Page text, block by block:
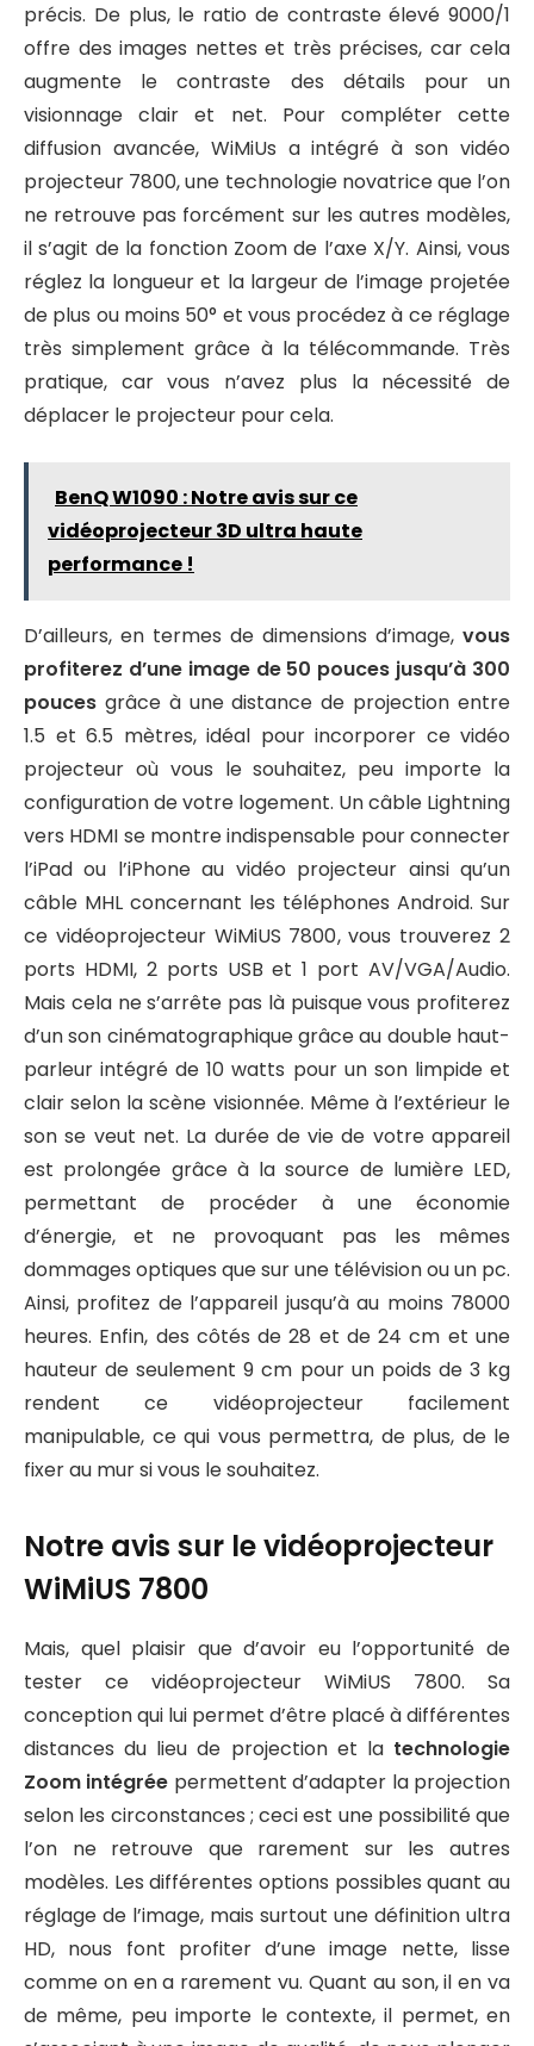
précis. De plus, le ratio de contraste élevé 9000/1
offre des images nettes et très précises, car cela
augmente le contraste des détails pour un
visionnage clair et net. Pour compléter cette
diffusion avancée, WiMiUs a intégré à son vidéo
projecteur 7800, une technologie novatrice que l’on
ne retrouve pas forcément sur les autres modèles,
il s’agit de la fonction Zoom de l’axe X/Y. Ainsi, vous
réglez la longueur et la largeur de l’image projetée
de plus ou moins 50° et vous procédez à ce réglage
très simplement grâce à la télécommande. Très
pratique, car vous n’avez plus la nécessité de
déplacer le projecteur pour cela.
BenQ W1090 : Notre avis sur ce
vidéoprojecteur 3D ultra haute
performance !
D’ailleurs, en termes de dimensions d’image, vous
profiterez d’une image de 50 pouces jusqu’à 300
pouces grâce à une distance de projection entre
1.5 et 6.5 mètres, idéal pour incorporer ce vidéo
projecteur où vous le souhaitez, peu importe la
configuration de votre logement. Un câble Lightning
vers HDMI se montre indispensable pour connecter
l’iPad ou l’iPhone au vidéo projecteur ainsi qu’un
câble MHL concernant les téléphones Android. Sur
ce vidéoprojecteur WiMiUS 7800, vous trouverez 2
ports HDMI, 2 ports USB et 1 port AV/VGA/Audio.
Mais cela ne s’arrête pas là puisque vous profiterez
d’un son cinématographique grâce au double haut-
parleur intégré de 10 watts pour un son limpide et
clair selon la scène visionnée. Même à l’extérieur le
son se veut net. La durée de vie de votre appareil
est prolongée grâce à la source de lumière LED,
permettant de procéder à une économie
d’énergie, et ne provoquant pas les mêmes
dommages optiques que sur une télévision ou un pc.
Ainsi, profitez de l’appareil jusqu’à au moins 78000
heures. Enfin, des côtés de 28 et de 24 cm et une
hauteur de seulement 9 cm pour un poids de 3 kg
rendent ce vidéoprojecteur facilement
manipulable, ce qui vous permettra, de plus, de le
fixer au mur si vous le souhaitez.
Notre avis sur le vidéoprojecteur
WiMiUS 7800
Mais, quel plaisir que d’avoir eu l’opportunité de
tester ce vidéoprojecteur WiMiUS 7800. Sa
conception qui lui permet d’être placé à différentes
distances du lieu de projection et la technologie
Zoom intégrée permettent d’adapter la projection
selon les circonstances ; ceci est une possibilité que
l’on ne retrouve que rarement sur les autres
modèles. Les différentes options possibles quant au
réglage de l’image, mais surtout une définition ultra
HD, nous font profiter d’une image nette, lisse
comme on en a rarement vu. Quant au son, il en va
de même, peu importe le contexte, il permet, en